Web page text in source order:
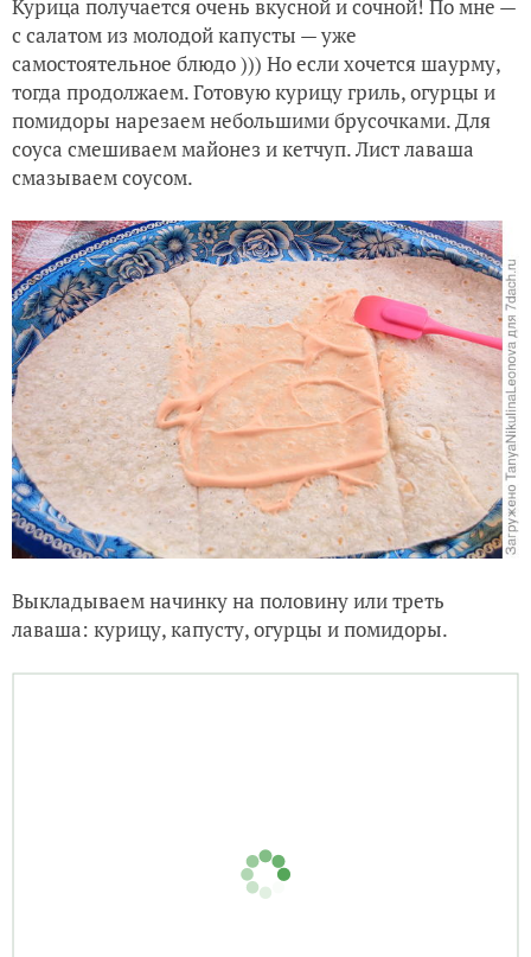
самостоятельное блюдо ))) Но если хочется шаурму,
тогда продолжаем. Готовую курицу гриль, огурцы и
помидоры нарезаем небольшими брусочками. Для
соуса смешиваем майонез и кетчуп. Лист лаваша
смазываем соусом.
Выкладываем начинку на половину или треть